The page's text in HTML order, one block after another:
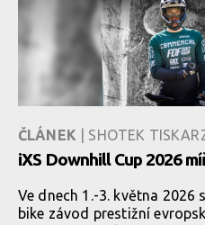
ČLÁNEK | SHOTEK
iXS Downhill Cup 2026
Ve dnech 1.-3. května 2026
bike závod prestižní